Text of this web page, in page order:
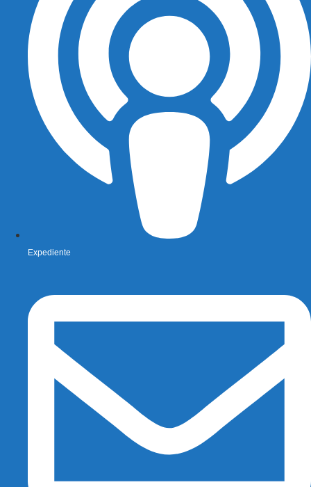
Expediente